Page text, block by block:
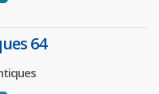
64